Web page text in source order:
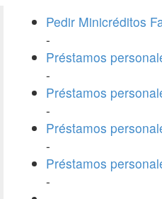
Pedir Minicréditos
-
Préstamos
-
Préstamos
-
Préstamos
-
Préstamos
-